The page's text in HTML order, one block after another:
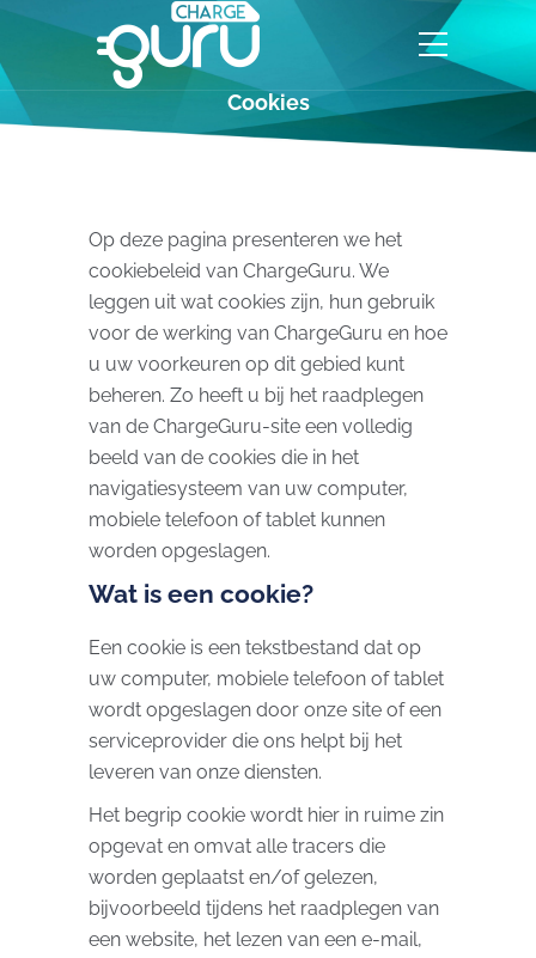
Cookies
Op deze pagina presenteren we het
cookiebeleid van ChargeGuru. We
leggen uit wat cookies zijn, hun gebruik
voor de werking van ChargeGuru en hoe
u uw voorkeuren op dit gebied kunt
beheren. Zo heeft u bij het raadplegen
van de ChargeGuru-site een volledig
beeld van de cookies die in het
navigatiesysteem van uw computer,
mobiele telefoon of tablet kunnen
worden opgeslagen.
Wat is een cookie?
Een cookie is een tekstbestand dat op
uw computer, mobiele telefoon of tablet
wordt opgeslagen door onze site of een
serviceprovider die ons helpt bij het
leveren van onze diensten.
Het begrip cookie wordt hier in ruime zin
opgevat en omvat alle tracers die
worden geplaatst en/of gelezen,
bijvoorbeeld tijdens het raadplegen van
een website, het lezen van een e-mail,